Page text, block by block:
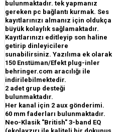
bulunmaktadır. tek yapmanız
gereken pc bağlantı kurmak. Ses
kayıtlarınızı almanız için oldukça
büyük kolaylık sağlamaktadır.
Kayıtlarınızı editleyip son haline
getirip dinleyicilere
sunabilirsiniz. Yazılıma ek olarak
150 Enstüman/Efekt plug-inler
behringer.com aracılığı ile
indirilebilmektedir.
2 adet grup desteği
bulunmaktadır.
Her kanal için 2 aux gönderimi.
60 mm faderları bulunmaktadır.
Neo-Klasik "British" 3-band EQ